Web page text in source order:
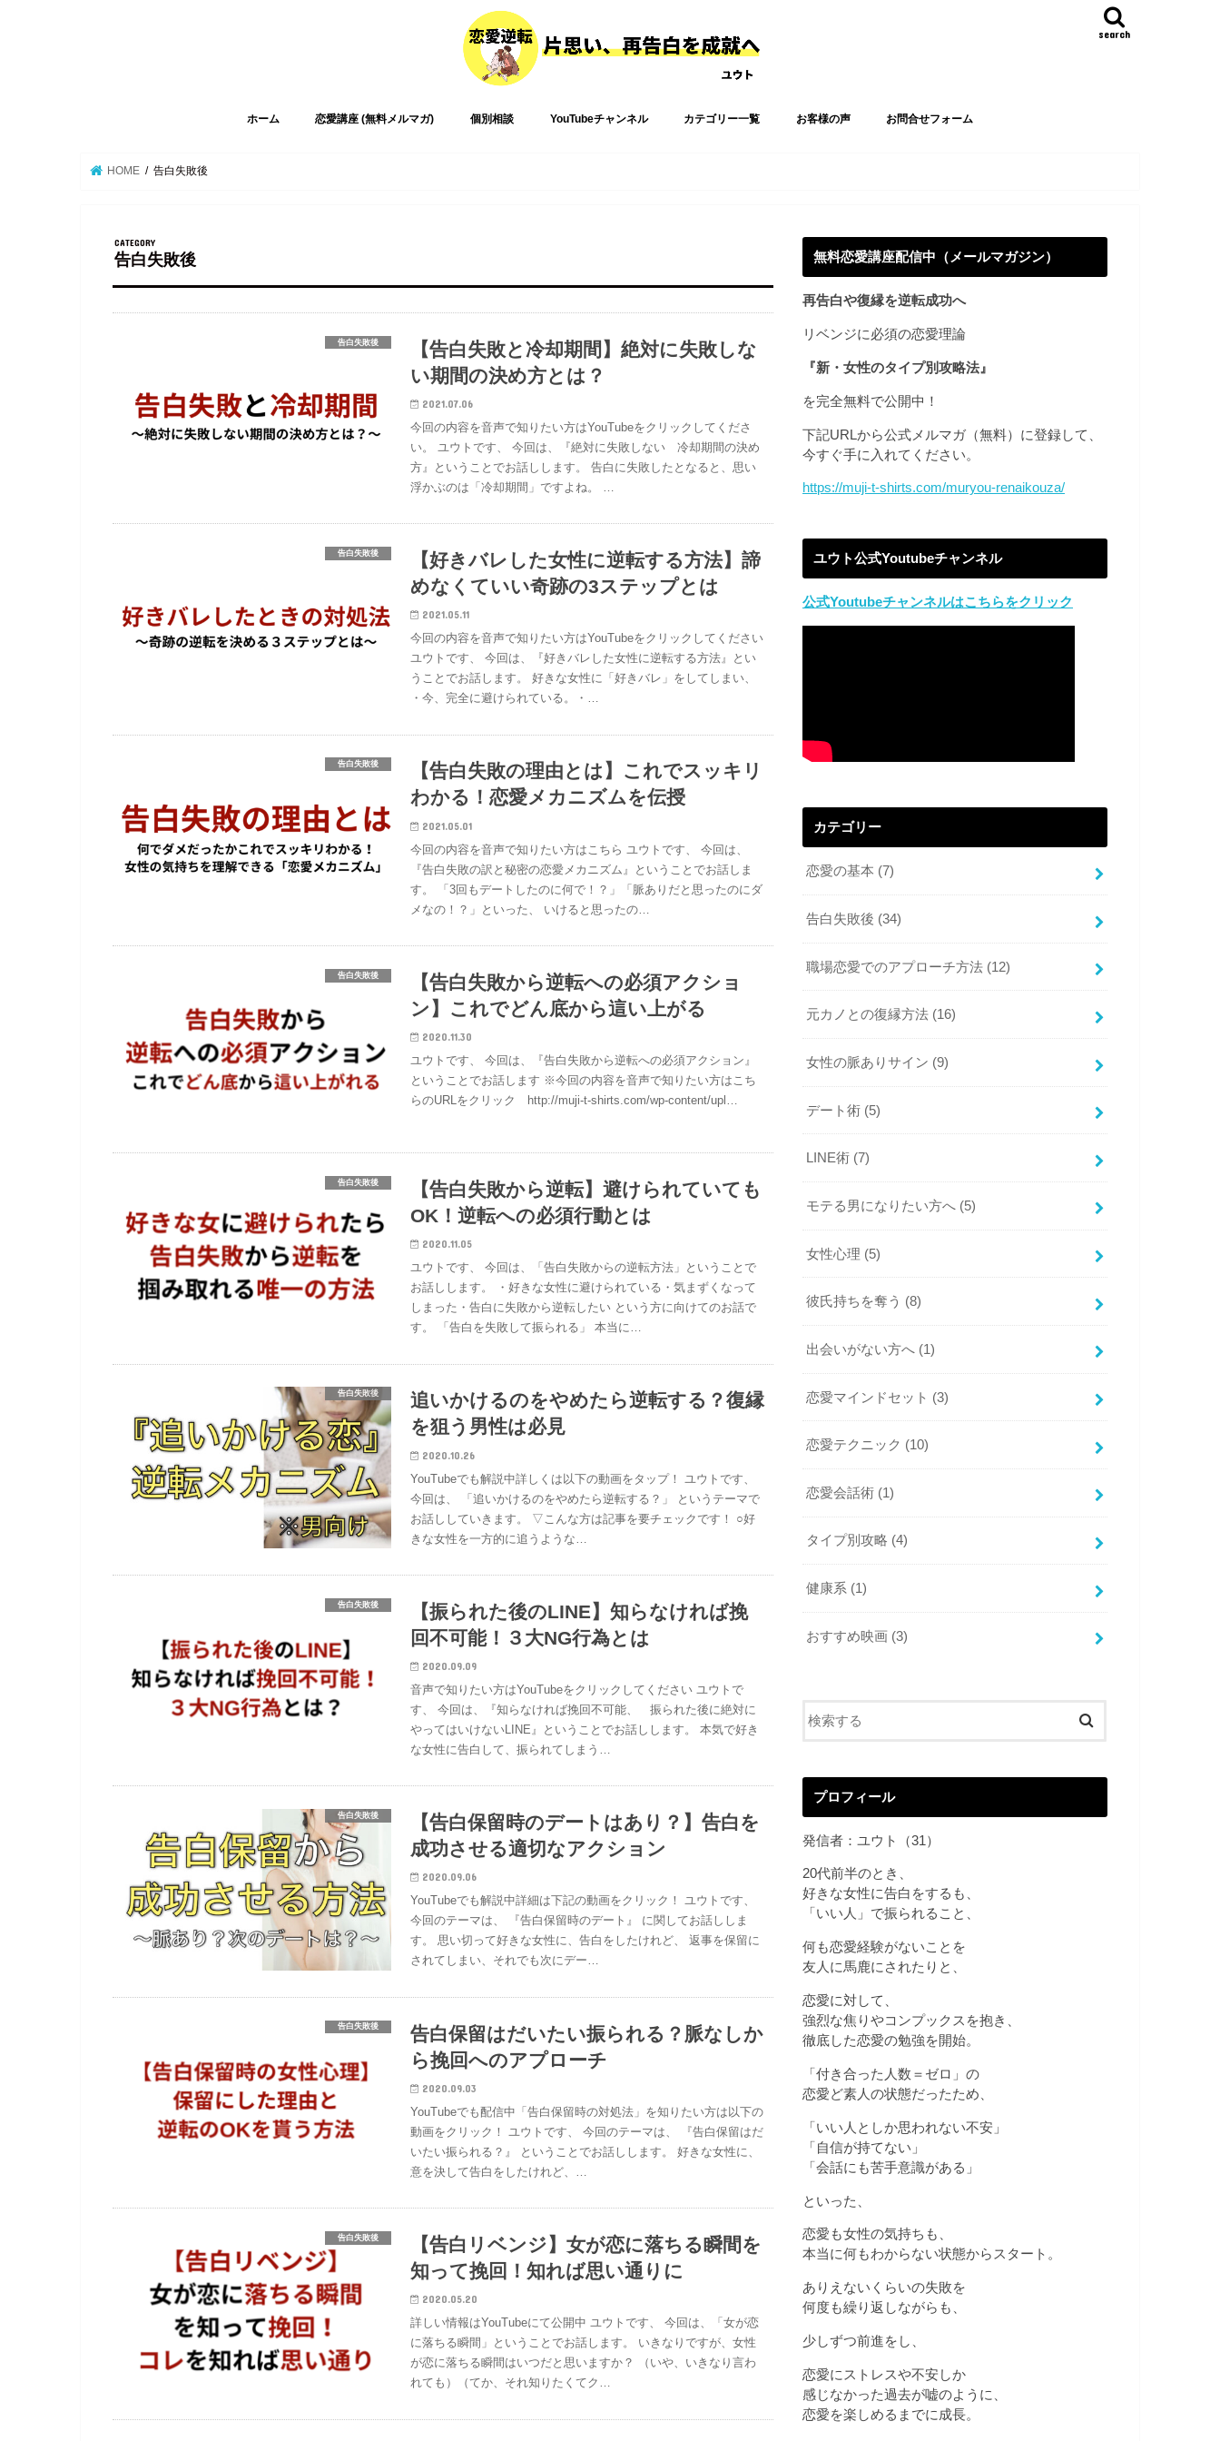
search
ホーム 恋愛講座 (無料メルマガ) 個別相談 YouTubeチャンネル カテゴリー一覧 お客様の声 お問合せフォーム
HOME 告白失敗後
告白失敗後
告白失敗後
【告白失敗と冷却期間】絶対に失敗しな
い期間の決め方とは？
2021.07.06
今回の内容を音声で知りたい方はYouTubeをクリックしてくださ
い。 ユウトです、 今回は、『絶対に失敗しない 冷却期間の決め
方』ということでお話しします。 告白に失敗したとなると、思い
浮かぶのは「冷却期間」ですよね。 …
告白失敗後
【好きバレした女性に逆転する方法】諦
めなくていい奇跡の3ステップとは
2021.05.11
今回の内容を音声で知りたい方はYouTubeをクリックしてください
ユウトです、 今回は、『好きバレした女性に逆転する方法』とい
うことでお話します。 好きな女性に「好きバレ」をしてしまい、
・今、完全に避けられている。・…
告白失敗後
【告白失敗の理由とは】これでスッキリ
わかる！恋愛メカニズムを伝授
2021.05.01
今回の内容を音声で知りたい方はこちら ユウトです、 今回は、
『告白失敗の訳と秘密の恋愛メカニズム』ということでお話しま
す。 「3回もデートしたのに何で！？」「脈ありだと思ったのにダ
メなの！？」といった、 いけると思ったの…
告白失敗後
【告白失敗から逆転への必須アクショ
ン】これでどん底から這い上がる
2020.11.30
ユウトです、 今回は、『告白失敗から逆転への必須アクション』
ということでお話します ※今回の内容を音声で知りたい方はこち
らのURLをクリック http://muji-t-shirts.com/wp-content/upl…
告白失敗後
【告白失敗から逆転】避けられていても
OK！逆転への必須行動とは
2020.11.05
ユウトです、 今回は、「告白失敗からの逆転方法」ということで
お話しします。 ・好きな女性に避けられている・気まずくなって
しまった・告白に失敗から逆転したい という方に向けてのお話で
す。 「告白を失敗して振られる」 本当に…
告白失敗後
追いかけるのをやめたら逆転する？復縁
を狙う男性は必見
2020.10.26
YouTubeでも解説中詳しくは以下の動画をタップ！ ユウトです、
今回は、 「追いかけるのをやめたら逆転する？」 というテーマで
お話ししていきます。 ▽こんな方は記事を要チェックです！ ○好
きな女性を一方的に追うような…
告白失敗後
【振られた後のLINE】知らなければ挽
回不可能！３大NG行為とは
2020.09.09
音声で知りたい方はYouTubeをクリックしてください ユウトで
す、 今回は、『知らなければ挽回不可能、 振られた後に絶対に
やってはいけないLINE』ということでお話しします。 本気で好き
な女性に告白して、振られてしまう…
告白失敗後
【告白保留時のデートはあり？】告白を
成功させる適切なアクション
2020.09.06
YouTubeでも解説中詳細は下記の動画をクリック！ ユウトです、
今回のテーマは、 『告白保留時のデート』 に関してお話ししま
す。 思い切って好きな女性に、告白をしたけれど、 返事を保留に
されてしまい、それでも次にデー…
告白失敗後
告白保留はだいたい振られる？脈なしか
ら挽回へのアプローチ
2020.09.03
YouTubeでも配信中「告白保留時の対処法」を知りたい方は以下の
動画をクリック！ ユウトです、 今回のテーマは、 『告白保留はだ
いたい振られる？』 ということでお話しします。 好きな女性に、
意を決して告白をしたけれど、…
告白失敗後
【告白リベンジ】女が恋に落ちる瞬間を
知って挽回！知れば思い通りに
2020.05.20
詳しい情報はYouTubeにて公開中 ユウトです、 今回は、「女が恋
に落ちる瞬間」ということでお話します。 いきなりですが、女性
が恋に落ちる瞬間はいつだと思いますか？ （いや、いきなり言わ
れても）（てか、それ知りたくてク…
無料恋愛講座配信中（メールマガジン）
再告白や復縁を逆転成功へ
リベンジに必須の恋愛理論
『新・女性のタイプ別攻略法』
を完全無料で公開中！
下記URLから公式メルマガ（無料）に登録して、
今すぐ手に入れてください。
https://muji-t-shirts.com/muryou-renaikouza/
ユウト公式Youtubeチャンネル
公式Youtubeチャンネルはこちらをクリック
カテゴリー
恋愛の基本 (7)
告白失敗後 (34)
職場恋愛でのアプローチ方法 (12)
元カノとの復縁方法 (16)
女性の脈ありサイン (9)
デート術 (5)
LINE術 (7)
モテる男になりたい方へ (5)
女性心理 (5)
彼氏持ちを奪う (8)
出会いがない方へ (1)
恋愛マインドセット (3)
恋愛テクニック (10)
恋愛会話術 (1)
タイプ別攻略 (4)
健康系 (1)
おすすめ映画 (3)
プロフィール
発信者：ユウト（31）
20代前半のとき、
好きな女性に告白をするも、
「いい人」で振られること、
何も恋愛経験がないことを
友人に馬鹿にされたりと、
恋愛に対して、
強烈な焦りやコンプックスを抱き、
徹底した恋愛の勉強を開始。
「付き合った人数＝ゼロ」の
恋愛ど素人の状態だったため、
「いい人としか思われない不安」
「自信が持てない」
「会話にも苦手意識がある」
といった、
恋愛も女性の気持ちも、
本当に何もわからない状態からスタート。
ありえないくらいの失敗を
何度も繰り返しながらも、
少しずつ前進をし、
恋愛にストレスや不安しか
感じなかった過去が嘘のように、
恋愛を楽しめるまでに成長。